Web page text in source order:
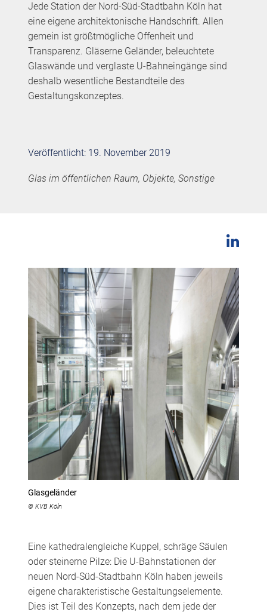
Jede Station der Nord-Süd-Stadtbahn Köln hat
eine eigene architektonische Handschrift. Allen
gemein ist größtmögliche Offenheit und
Transparenz. Gläserne Geländer, beleuchtete
Glaswände und verglaste U-Bahneingänge sind
deshalb wesentliche Bestandteile des
Gestaltungskonzeptes.
Veröffentlicht: 19. November 2019
Glas im öffentlichen Raum, Objekte, Sonstige
Glasgeländer
© KVB Köln
Eine kathedralengleiche Kuppel, schräge Säulen
oder steinerne Pilze: Die U-Bahnstationen der
neuen Nord-Süd-Stadtbahn Köln haben jeweils
eigene charakteristische Gestaltungselemente.
Dies ist Teil des Konzepts, nach dem jede der